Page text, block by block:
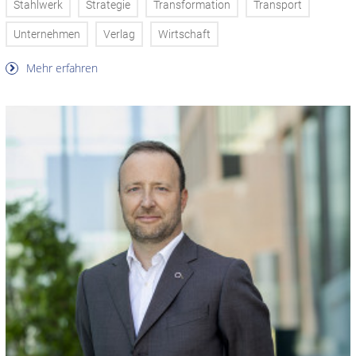
Stahlwerk Strategie Transformation Transport
Unternehmen Verlag Wirtschaft
Mehr erfahren